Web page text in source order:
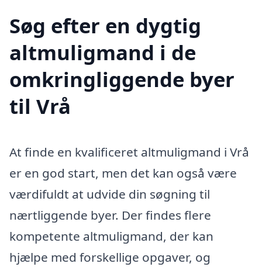
Søg efter en dygtig
altmuligmand i de
omkringliggende byer
til Vrå
At finde en kvalificeret altmuligmand i Vrå
er en god start, men det kan også være
værdifuldt at udvide din søgning til
nærtliggende byer. Der findes flere
kompetente altmuligmand, der kan
hjælpe med forskellige opgaver, og